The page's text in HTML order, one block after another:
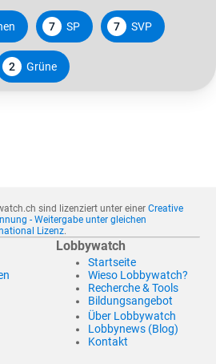
7 SP 7 SVP
2 Grüne
sind lizenziert unter einer Creative
- Weitergabe unter gleichen
Lizenz.
Lobbywatch
Startseite
Wieso Lobbywatch?
Recherche & Tools
Bildungsangebot
Über Lobbywatch
Lobbynews (Blog)
Kontakt